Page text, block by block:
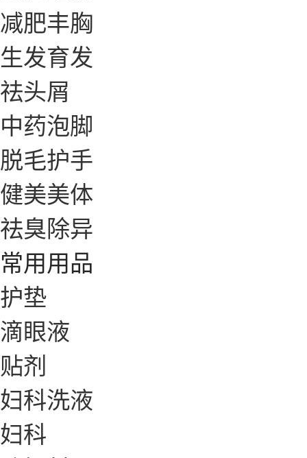
减肥丰胸
生发育发
祛头屑
中药泡脚
脱毛护手
健美美体
祛臭除异
常用用品
护垫
滴眼液
贴剂
妇科洗液
妇科